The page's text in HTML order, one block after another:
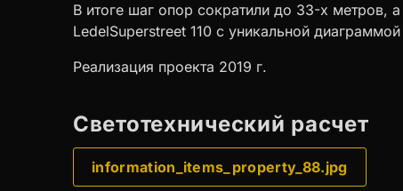
В итоге шаг опор сократили до 33-х метров,
LedelSuperstreet 110 с уникальной
Реализация проекта 2019 г.
Светотехнический расчет
information_items_property_88.jpg